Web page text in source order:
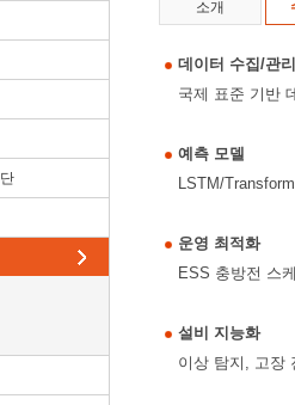
소개
데이터 수집/관
국제 표준 기반
예측 모델
LSTM/
운영 최적화
ESS 충방전 스
설비 지능화
이상 탐지, 고장